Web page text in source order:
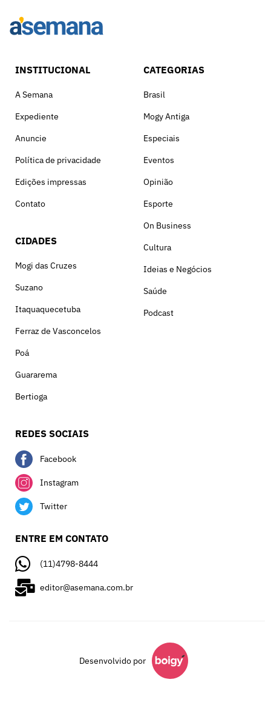
INSTITUCIONAL
A Semana
Expediente
Anuncie
Política de privacidade
Edições impressas
Contato
CIDADES
Mogi das Cruzes
Suzano
Itaquaquecetuba
Ferraz de Vasconcelos
Poá
Guararema
Bertioga
CATEGORIAS
Brasil
Mogy Antiga
Especiais
Eventos
Opinião
Esporte
On Business
Cultura
Ideias e Negócios
Saúde
Podcast
REDES SOCIAIS
Facebook
Instagram
Twitter
ENTRE EM CONTATO
(11)4798-8444
editor@asemana.com.br
Desenvolvido por